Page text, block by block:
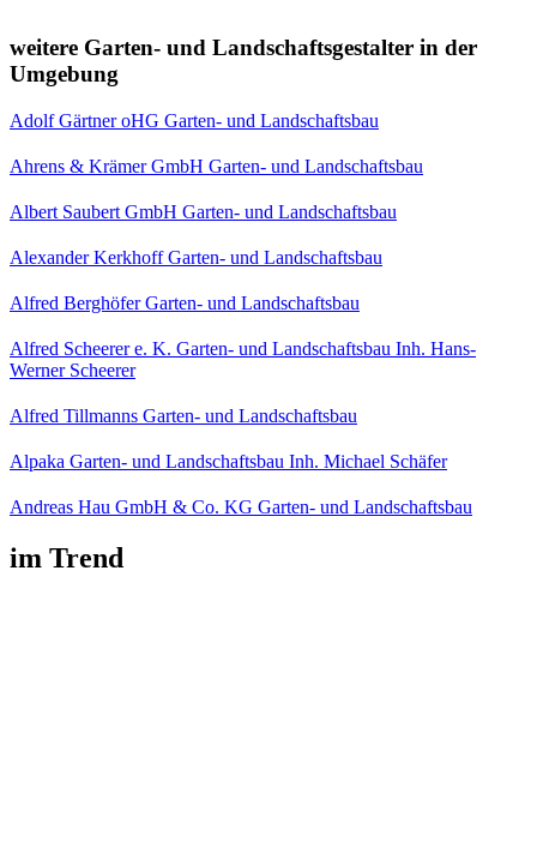
weitere Garten- und Landschaftsgestalter in der
Umgebung
Adolf Gärtner oHG Garten- und Landschaftsbau
Ahrens & Krämer GmbH Garten- und Landschaftsbau
Albert Saubert GmbH Garten- und Landschaftsbau
Alexander Kerkhoff Garten- und Landschaftsbau
Alfred Berghöfer Garten- und Landschaftsbau
Alfred Scheerer e. K. Garten- und Landschaftsbau Inh. Hans-
Werner Scheerer
Alfred Tillmanns Garten- und Landschaftsbau
Alpaka Garten- und Landschaftsbau Inh. Michael Schäfer
Andreas Hau GmbH & Co. KG Garten- und Landschaftsbau
im Trend